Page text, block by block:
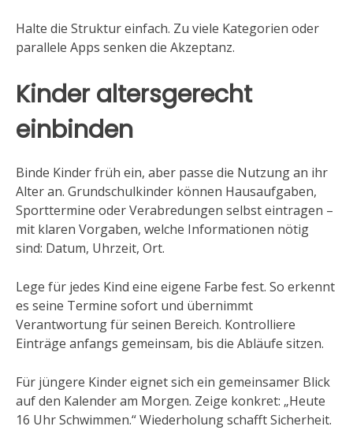
Halte die Struktur einfach. Zu viele Kategorien oder
parallele Apps senken die Akzeptanz.
Kinder altersgerecht
einbinden
Binde Kinder früh ein, aber passe die Nutzung an ihr
Alter an. Grundschulkinder können Hausaufgaben,
Sporttermine oder Verabredungen selbst eintragen –
mit klaren Vorgaben, welche Informationen nötig
sind: Datum, Uhrzeit, Ort.
Lege für jedes Kind eine eigene Farbe fest. So erkennt
es seine Termine sofort und übernimmt
Verantwortung für seinen Bereich. Kontrolliere
Einträge anfangs gemeinsam, bis die Abläufe sitzen.
Für jüngere Kinder eignet sich ein gemeinsamer Blick
auf den Kalender am Morgen. Zeige konkret: „Heute
16 Uhr Schwimmen.“ Wiederholung schafft Sicherheit.